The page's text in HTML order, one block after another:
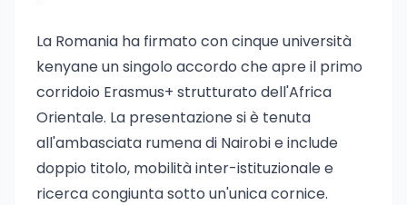
La Romania ha firmato con cinque università
kenyane un singolo accordo che apre il primo
corridoio Erasmus+ strutturato dell'Africa
Orientale. La presentazione si è tenuta
all'ambasciata rumena di Nairobi e include
doppio titolo, mobilità inter-istituzionale e
ricerca congiunta sotto un'unica cornice.